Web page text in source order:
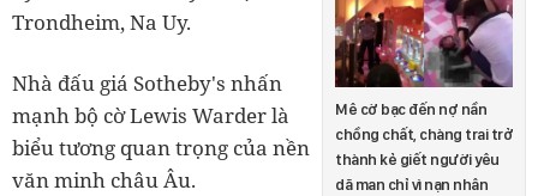
Mê cờ bạc đến nợ nần
chồng chất, chàng trai trở
thành kẻ giết người yêu
dã man chỉ vì nạn nhân
Trondheim, Na Uy.
Nhà đấu giá Sotheby's nhấn
mạnh bộ cờ Lewis Warder là
biểu tương quan trọng của nền
văn minh châu Âu.